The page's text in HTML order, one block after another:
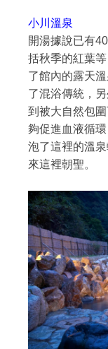
小川溫泉
開湯據說已有
括秋季的紅葉
了館內的露天
了混浴傳統，
到被大自然包
夠促進血液循
泡了這裡的溫
來這裡朝聖。